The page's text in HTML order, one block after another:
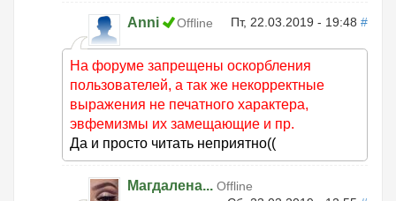
Anni Offline Пт, 22.03.2019 - 19:48 #
На форуме запрещены оскорбления
пользователей, а так же некорректные
выражения не печатного характера,
эвфемизмы их замещающие и пр.
Да и просто читать неприятно((
Магдалена... Offline